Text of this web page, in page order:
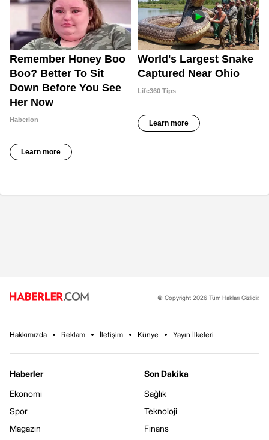
© Copyright 2026 Tüm Hakları Gizlidir.
Hakkımızda Reklam İletişim Künye Yayın İlkeleri
Haberler
Ekonomi
Spor
Magazin
Son Dakika
Sağlık
Teknoloji
Finans